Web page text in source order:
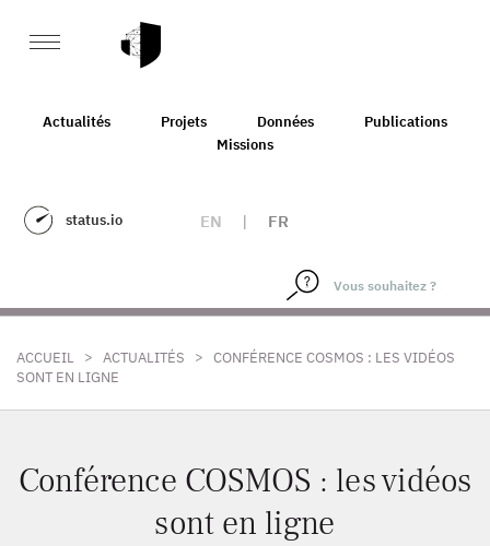
Actualités Projets Données
Publications
Missions
status.io EN | FR
ACCUEIL > ACTUALITÉS > CONFÉRENCE COSMOS : LES VIDÉOS
SONT EN LIGNE
Conférence COSMOS : les vidéos
sont en ligne